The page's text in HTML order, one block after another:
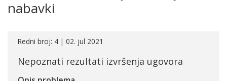
nabavki
Redni broj: 4 | 02. jul 2021
Nepoznati rezultati izvršenja ugovora